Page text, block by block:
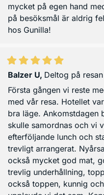
mycket på egen hand
på besöksmål är aldrig
hos Gunilla!
Balzer U, Deltog på
Första gången vi reste
med vår resa. Hotellet
bra läge. Ankomstdagen
skulle samordnas och vi
efterföljande lunch och
trevligt arrangerat.
också mycket god mat,
trevlig underhållning,
också toppen, kunnig